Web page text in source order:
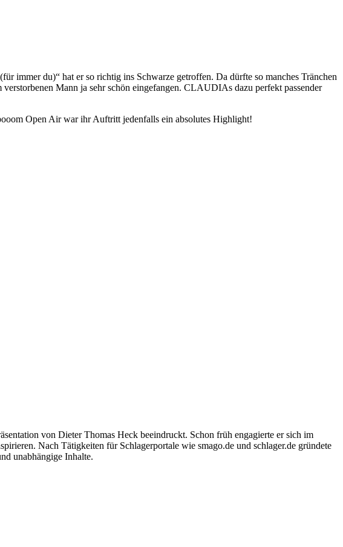
immer du)“ hat er so richtig ins Schwarze getroffen. Da dürfte so manches Tränchen
Mann ja sehr schön eingefangen. CLAUDIAs dazu perfekt passender
Open Air war ihr Auftritt jedenfalls ein absolutes Highlight!
von Dieter Thomas Heck beeindruckt. Schon früh engagierte er sich im
Nach Tätigkeiten für Schlagerportale wie smago.de und schlager.de gründete
unabhängige Inhalte.